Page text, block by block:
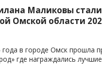
Маликовы стали
Омской области
года в городе Омск прошла
где награждались